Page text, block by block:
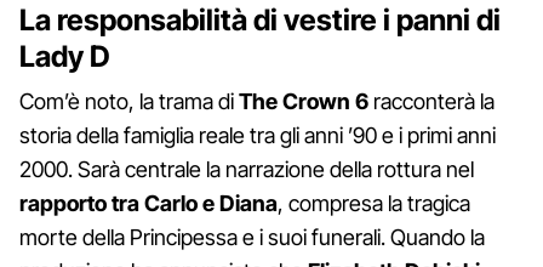
La responsabilità di vestire i panni di
Lady D
Com’è noto, la trama diThe Crown 6 racconterà la
storia della famiglia reale tra gli anni ’90 e i primi anni
2000. Sarà centrale la narrazione della rottura nel
rapporto tra Carlo e Diana, compresa la tragica
morte della Principessa e i suoi funerali. Quando la